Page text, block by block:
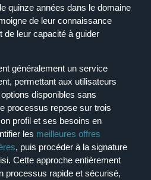
quinze années dans le domaine
de leur connaissance
de leur capacité à guider
généralement un service
permettant aux utilisateurs
disponibles sans
processus repose sur trois
profil et ses besoins en
les meilleures offres
, puis procéder à la signature
Cette approche entièrement
processus rapide et sécurisé,